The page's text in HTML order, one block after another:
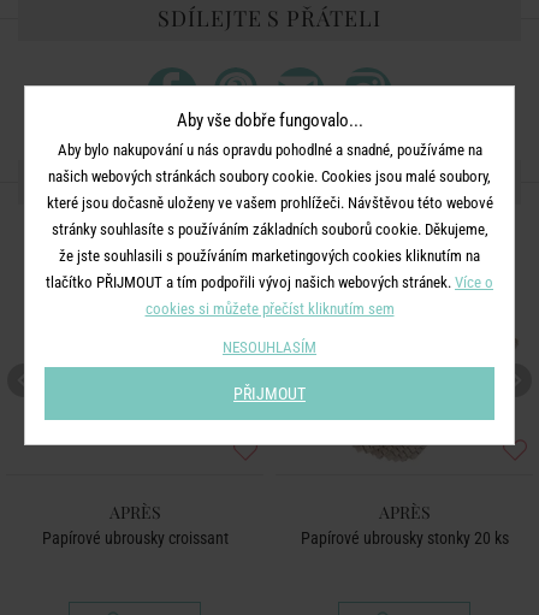
SDÍLEJTE S PŘÁTELI
DALŠÍ PRODUKTY ZE SÉRIE
APRÈS
Papírové ubrousky croissant
APRÈS
Papírové ubrousky stonky 20 ks
Aby vše dobře fungovalo...
Aby bylo nakupování u nás opravdu pohodlné a snadné, používáme na
našich webových stránkách soubory cookie. Cookies jsou malé soubory,
které jsou dočasně uloženy ve vašem prohlížeči. Návštěvou této webové
stránky souhlasíte s používáním základních souborů cookie. Děkujeme,
že jste souhlasili s používáním marketingových cookies kliknutím na
tlačítko PŘIJMOUT a tím podpořili vývoj našich webových stránek. Více o
cookies si můžete přečíst kliknutím sem
NESOUHLASÍM
PŘIJMOUT